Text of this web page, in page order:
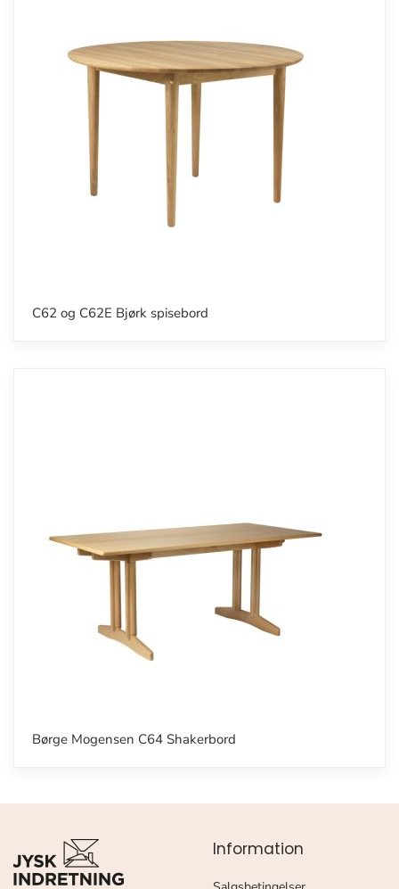
C62 og C62E Bjørk spisebord
Børge Mogensen C64 Shakerbord
Information